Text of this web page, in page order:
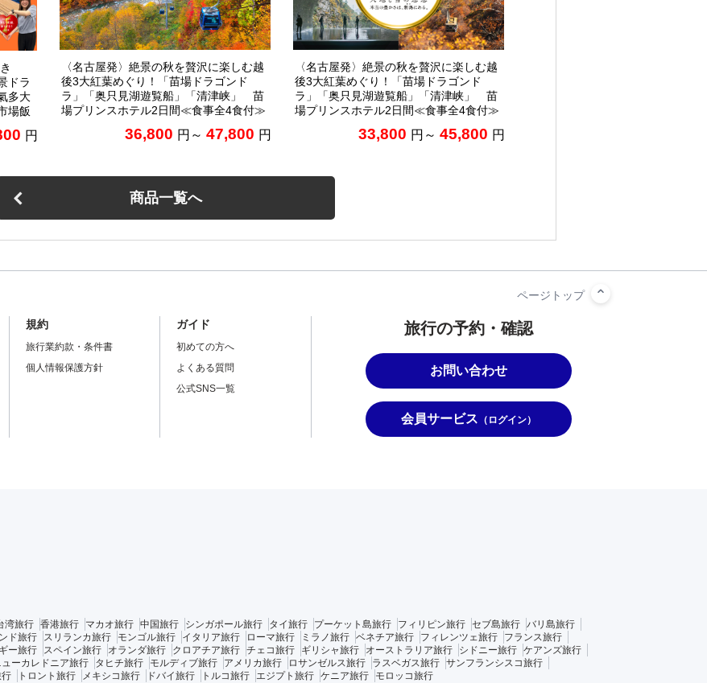
ドラ
多大
場飯
円
〈名古屋発〉絶景の秋を贅沢に楽しむ越
後3大紅葉めぐり！「苗場ドラゴンド
ラ」「奥只見湖遊覧船」「清津峡」 苗
場プリンスホテル2日間≪食事全4食付≫
36,800 円～47,800 円
〈名古屋発〉絶景の秋を贅沢に楽しむ越
後3大紅葉めぐり！「苗場ドラゴンド
ラ」「奥只見湖遊覧船」「清津峡」 苗
場プリンスホテル2日間≪食事全4食付≫
33,800 円～45,800 円
商品一覧へ
旅行の予約・確認
お問い合わせ
会員サービス （ログイン）
規約
旅行業約款・条件書
個人情報保護方針
ガイド
初めての方へ
よくある質問
公式SNS一覧
湾旅行 香港旅行 マカオ旅行 中国旅行 シンガポール旅行 タイ旅行 プーケット島旅行 フィリピン旅行 セブ島旅行 バリ島旅行
ド旅行 スリランカ旅行 モンゴル旅行 イタリア旅行 ローマ旅行 ミラノ旅行 ベネチア旅行 フィレンツェ旅行
フランス旅行
ー旅行 スペイン旅行 オランダ旅行 クロアチア旅行 チェコ旅行 ギリシャ旅行 オーストラリア旅行 シドニー旅行 ケアンズ旅行
ューカレドニア旅行 タヒチ旅行 モルディブ旅行 アメリカ旅行 ロサンゼルス旅行 ラスベガス旅行 サンフランシスコ旅行
トロント旅行 メキシコ旅行 ドバイ旅行 トルコ旅行 エジプト旅行 ケニア旅行 モロッコ旅行